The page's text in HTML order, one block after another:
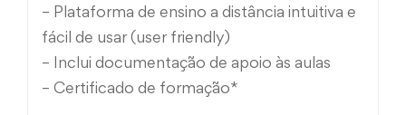
– Plataforma de ensino a distância intuitiva e
fácil de usar (user friendly)
– Inclui documentação de apoio às aulas
– Certificado de formação*